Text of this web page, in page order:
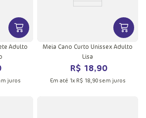
VER MAIS INFORMAÇÕES DO
Adulto
juros
VER
Meia Cano Curto Unissex Adulto
Lisa
R$ 18,90
Em até 1x R$ 18,90sem juros